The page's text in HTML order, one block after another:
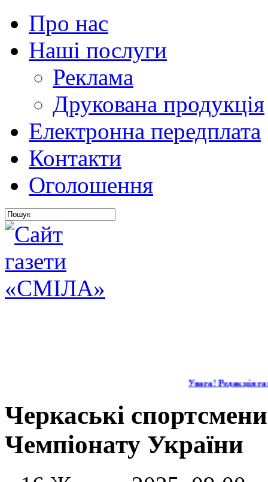
Про нас
Наші послуги
Реклама
Друкована продукція
Електронна передплата
Контакти
Оголошення
Увага! Редакція
Черкаські
Чемпіонату України